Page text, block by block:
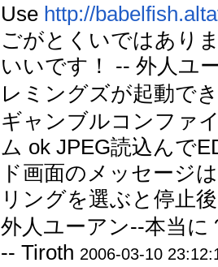
Use http://
ごがとくいではあり
いいです！ -- 外人ユ
レミングズが起動で
ギャンブルコンファ
ム ok JPEG読込んで
ド画面のメッセージ
リングを選ぶと停止
外人ユーアン--本当
-- Tiroth 2006-03-10